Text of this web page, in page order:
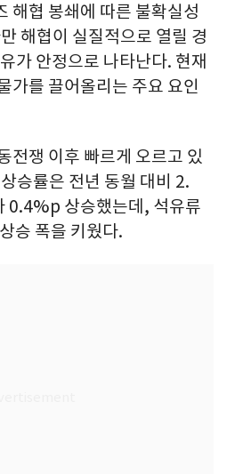
해협 봉쇄에 따른 불확실성
해협이 실질적으로 열릴 경
가 안정으로 나타난다. 현재
가를 끌어올리는 주요 요인
전쟁 이후 빠르게 오르고 있
승률은 전년 동월 대비 2.
상승했는데, 석유류
승 폭을 키웠다.